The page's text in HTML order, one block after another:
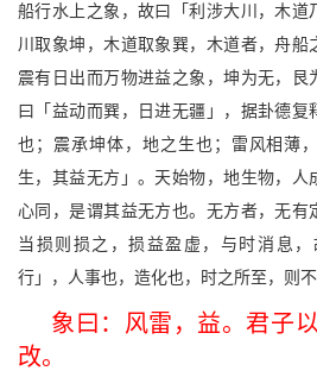
船行水上之象，故曰「利涉大川，木道
川取象坤，木道取象巽，木道者，舟船
震有日出而万物进益之象，坤为无，艮
曰「益动而巽，日进无疆」，据卦德
也；震承坤体，地之生也；雷风相薄
生，其益无方」。天始物，地生物，人
心同，是谓其益无方也。无方者，无有
当损则损之，损益盈虚，与时消息
行」，人事也，造化也，时之所至，则不
象曰：风雷，益。君子
改。